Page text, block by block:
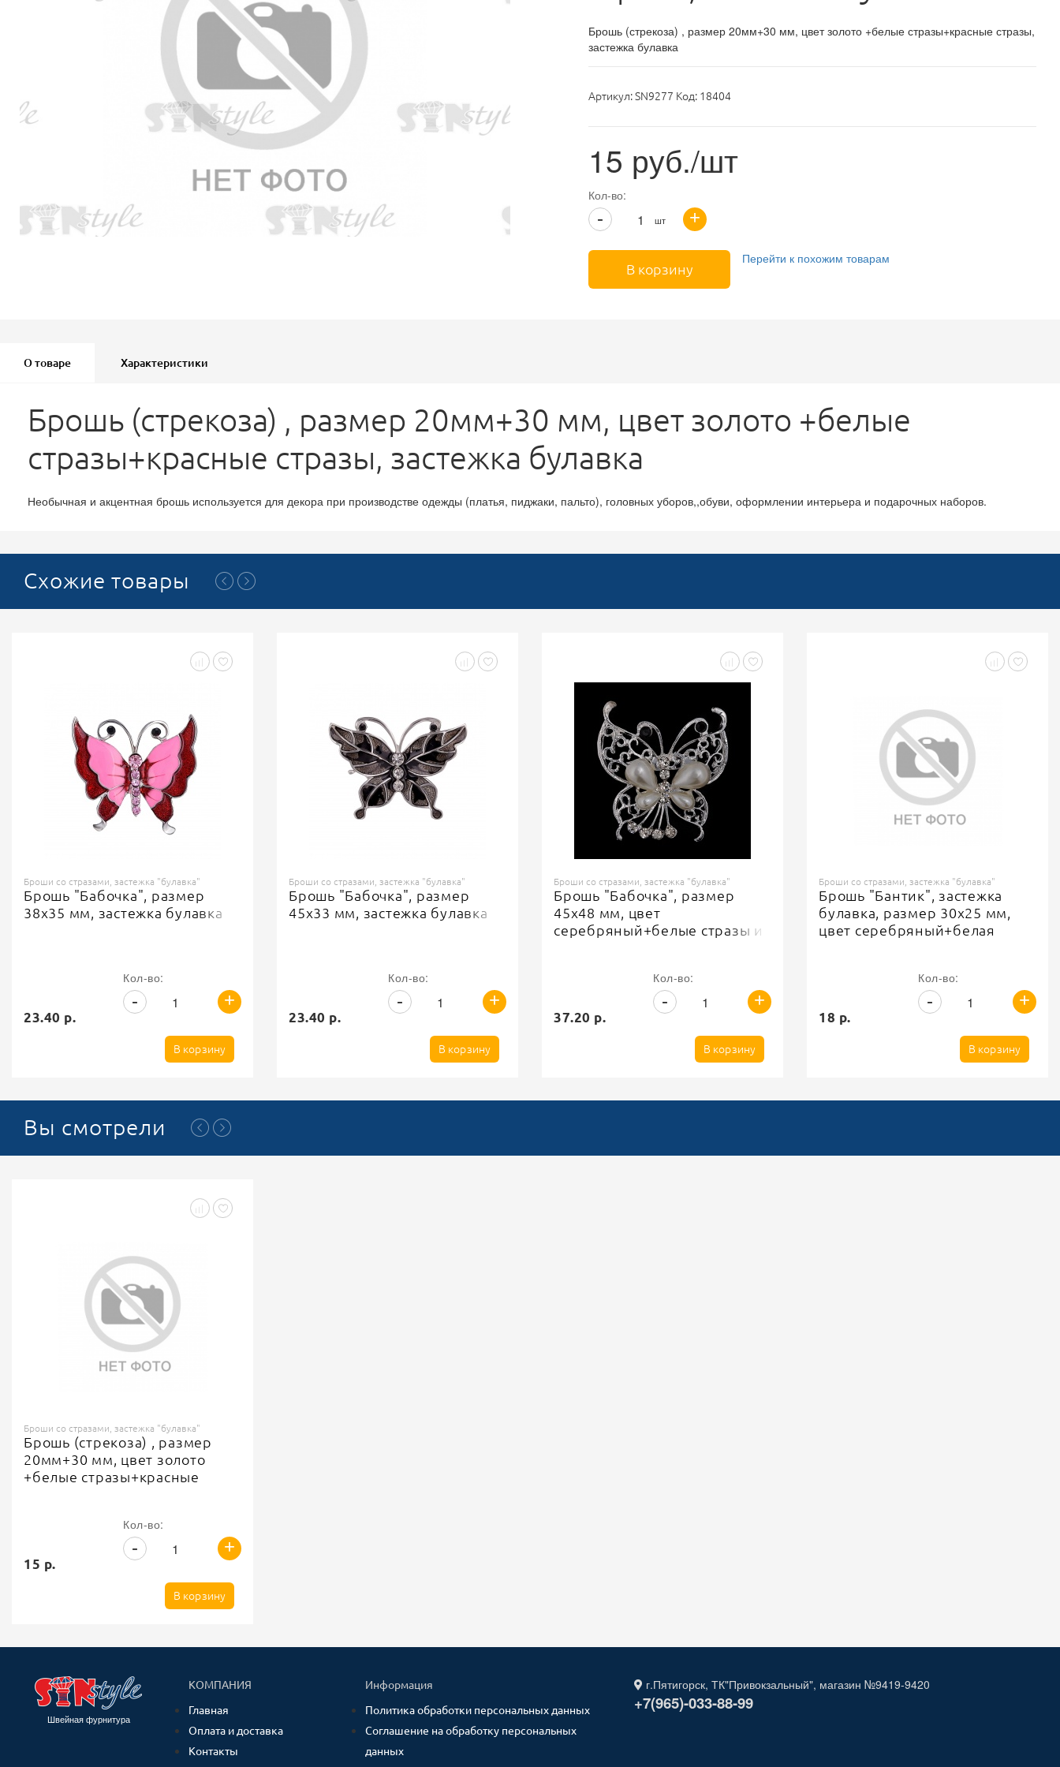
Брошь (стрекоза) , размер 20мм+30 мм, цвет золото +белые стразы+красные стразы,
застежка булавка
Артикул:SN9277 Код: 18404
15 руб./шт
Кол-во:
шт +
-
В корзину
Перейти к похожим товарам
О товаре Характеристики
Брошь (стрекоза) , размер 20мм+30 мм, цвет золото +белые
стразы+красные стразы, застежка булавка
Необычная и акцентная брошь используется для декора при производстве одежды (платья, пиджаки, пальто), головных уборов,,обуви, оформлении интерьера и подарочных наборов.
Схожие товары
Броши со стразами, застежка "булавка"
Брошь "Бабочка", размер
38х35 мм, застежка булавка
23.40 р.
Кол-во:
+
-
В корзину
Броши со стразами, застежка "булавка"
Брошь "Бабочка", размер
45х33 мм, застежка булавка
23.40 р.
Кол-во:
+
-
В корзину
Броши со стразами, застежка "булавка"
Брошь "Бабочка", размер
45х48 мм, цвет
серебряный+белые стразы и
37.20 р.
Кол-во:
+
-
В корзину
Броши со стразами, застежка "булавка"
Брошь "Бантик", застежка
булавка, размер 30х25 мм,
цвет серебряный+белая
18 р.
Кол-во:
+
-
В корзину
Вы смотрели
Броши со стразами, застежка "булавка"
Брошь (стрекоза) , размер
20мм+30 мм, цвет золото
+белые стразы+красные
15 р.
Кол-во:
+
-
В корзину
Швейная фурнитура
КОМПАНИЯ
Главная
Оплата и доставка
Контакты
Информация
Политика обработки персональных данных
Соглашение на обработку персональных
данных
г.Пятигорск, ТК"Привокзальный", магазин №9419-9420
+7(965)-033-88-99